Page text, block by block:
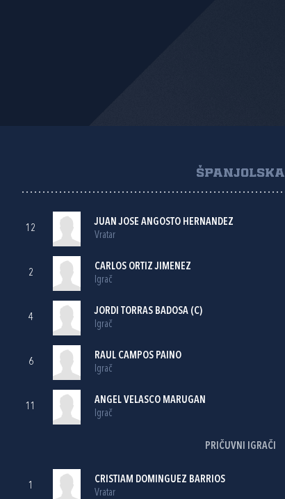
ŠPANJOLSKA
12
JUAN JOSE ANGOSTO HERNANDEZ
Vratar
2
CARLOS ORTIZ JIMENEZ
Igrač
4
JORDI TORRAS BADOSA (C)
Igrač
6
RAUL CAMPOS PAINO
Igrač
11
ANGEL VELASCO MARUGAN
Igrač
PRIČUVNI IGRAČI
1
CRISTIAM DOMINGUEZ BARRIOS
Vratar